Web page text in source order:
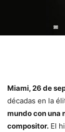
Miami, 26 de
décadas en la
mundo con una
compositor. El